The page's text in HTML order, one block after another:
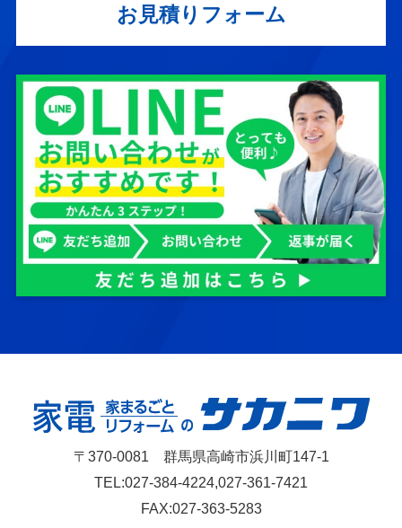
お見積りフォーム
〒370-0081 群馬県高崎市浜川町147-1
TEL:027-384-4224,027-361-7421
FAX:027-363-5283